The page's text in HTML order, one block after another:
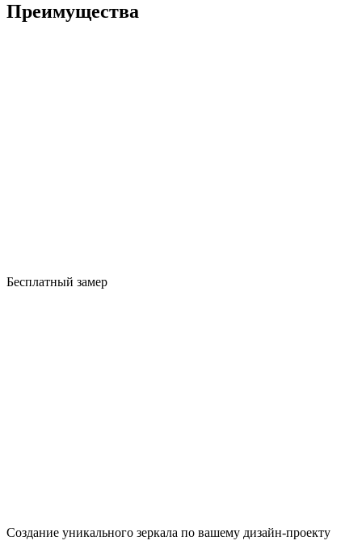
Преимущества
Бесплатный замер
Создание уникального зеркала по вашему дизайн-проекту